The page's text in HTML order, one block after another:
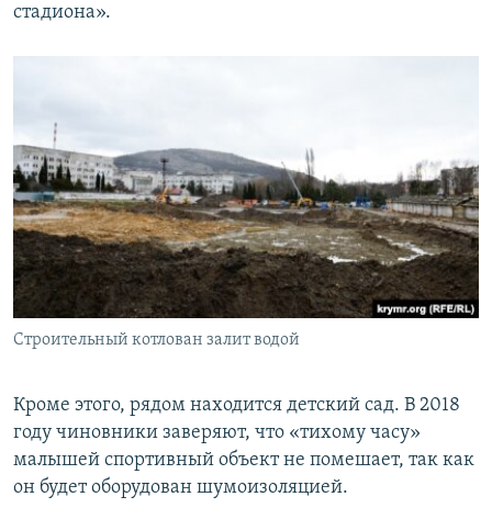
стадиона».
Строительный котлован залит водой
Кроме этого, рядом находится детский сад. В 2018
году чиновники заверяют, что «тихому часу»
малышей спортивный объект не помешает, так как
он будет оборудован шумоизоляцией.